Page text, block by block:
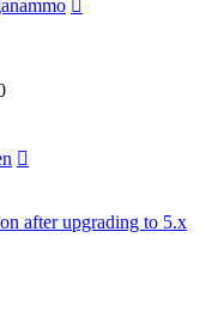
after upgrading to 5.x